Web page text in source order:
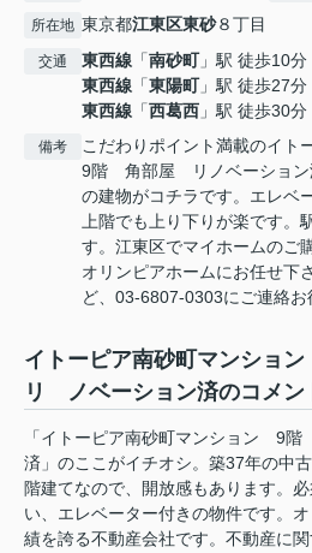
所在地 東京都江東区東砂８丁目
交通 東西線 「南砂町」駅 徒歩10分
東西線 「東陽町」駅 徒歩27分
東西線 「西葛西 」駅 徒歩30分
備考
こだわりポイント満載のイト
9階 角部屋 リノベーション
の建物がコチラです。エレベ
上階でも上り下りが楽です。
す。江東区でマイホームのご
オリンピアホームにお任せ下
ど、03-6807-0303にご連絡お
イトーピア南砂町マンシ
リ ノベーション済のコメン
「イトーピア南砂町マンション 9
済」のここがイチオシ。築37年の中
階建てなので、開放感もあります。
い、エレベーター付きの物件です。
績を誇る不動産会社です。不動産に